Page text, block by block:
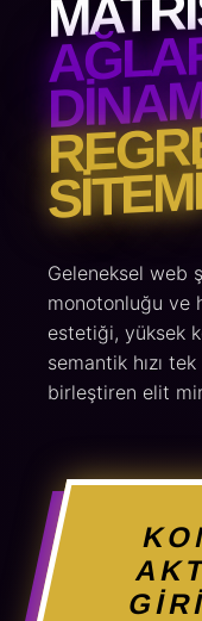
Geleneksel web
monotonluğu ve
estetiği, yüksek
semantik hızı
birleştiren elit